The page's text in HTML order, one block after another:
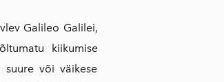
Galileo Galilei,
kiikumise
või väikese